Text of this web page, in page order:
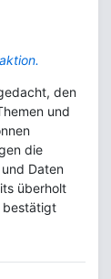
den
und
die
Daten
überholt
bestätigt